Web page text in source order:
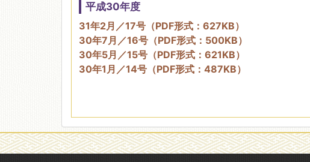
平成30年度
31年2月／17号（PDF形式：627KB）
30年7月／16号（PDF形式：500KB）
30年5月／15号（PDF形式：621KB）
30年1月／14号（PDF形式：487KB）